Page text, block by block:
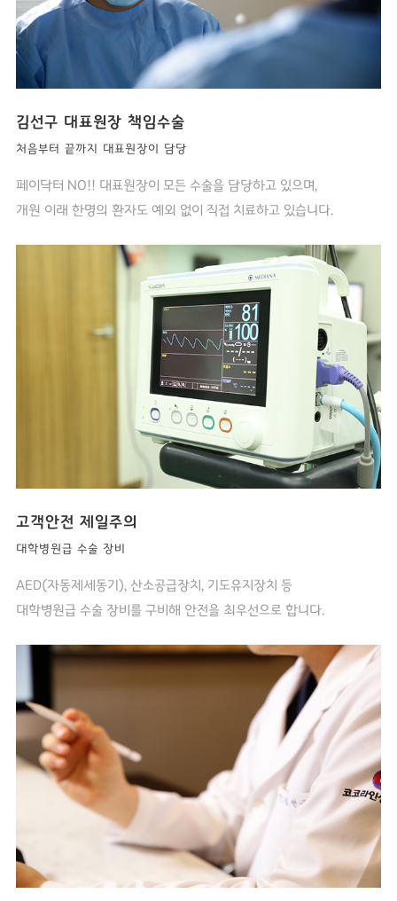
김선구 대표원장 책임수술
처음부터 끝까지 대표원장이 담당
페이닥터 NO!! 대표원장이 모든 수술을 담당하고 있으며,
개원 이래 한명의 환자도 예외 없이 직접 치료하고 있습니다.
고객안전 제일주의
대학병원급 수술 장비
AED(자동제세동기), 산소공급장치, 기도유지장치 등
대학병원급 수술 장비를 구비해 안전을 최우선으로 합니다.